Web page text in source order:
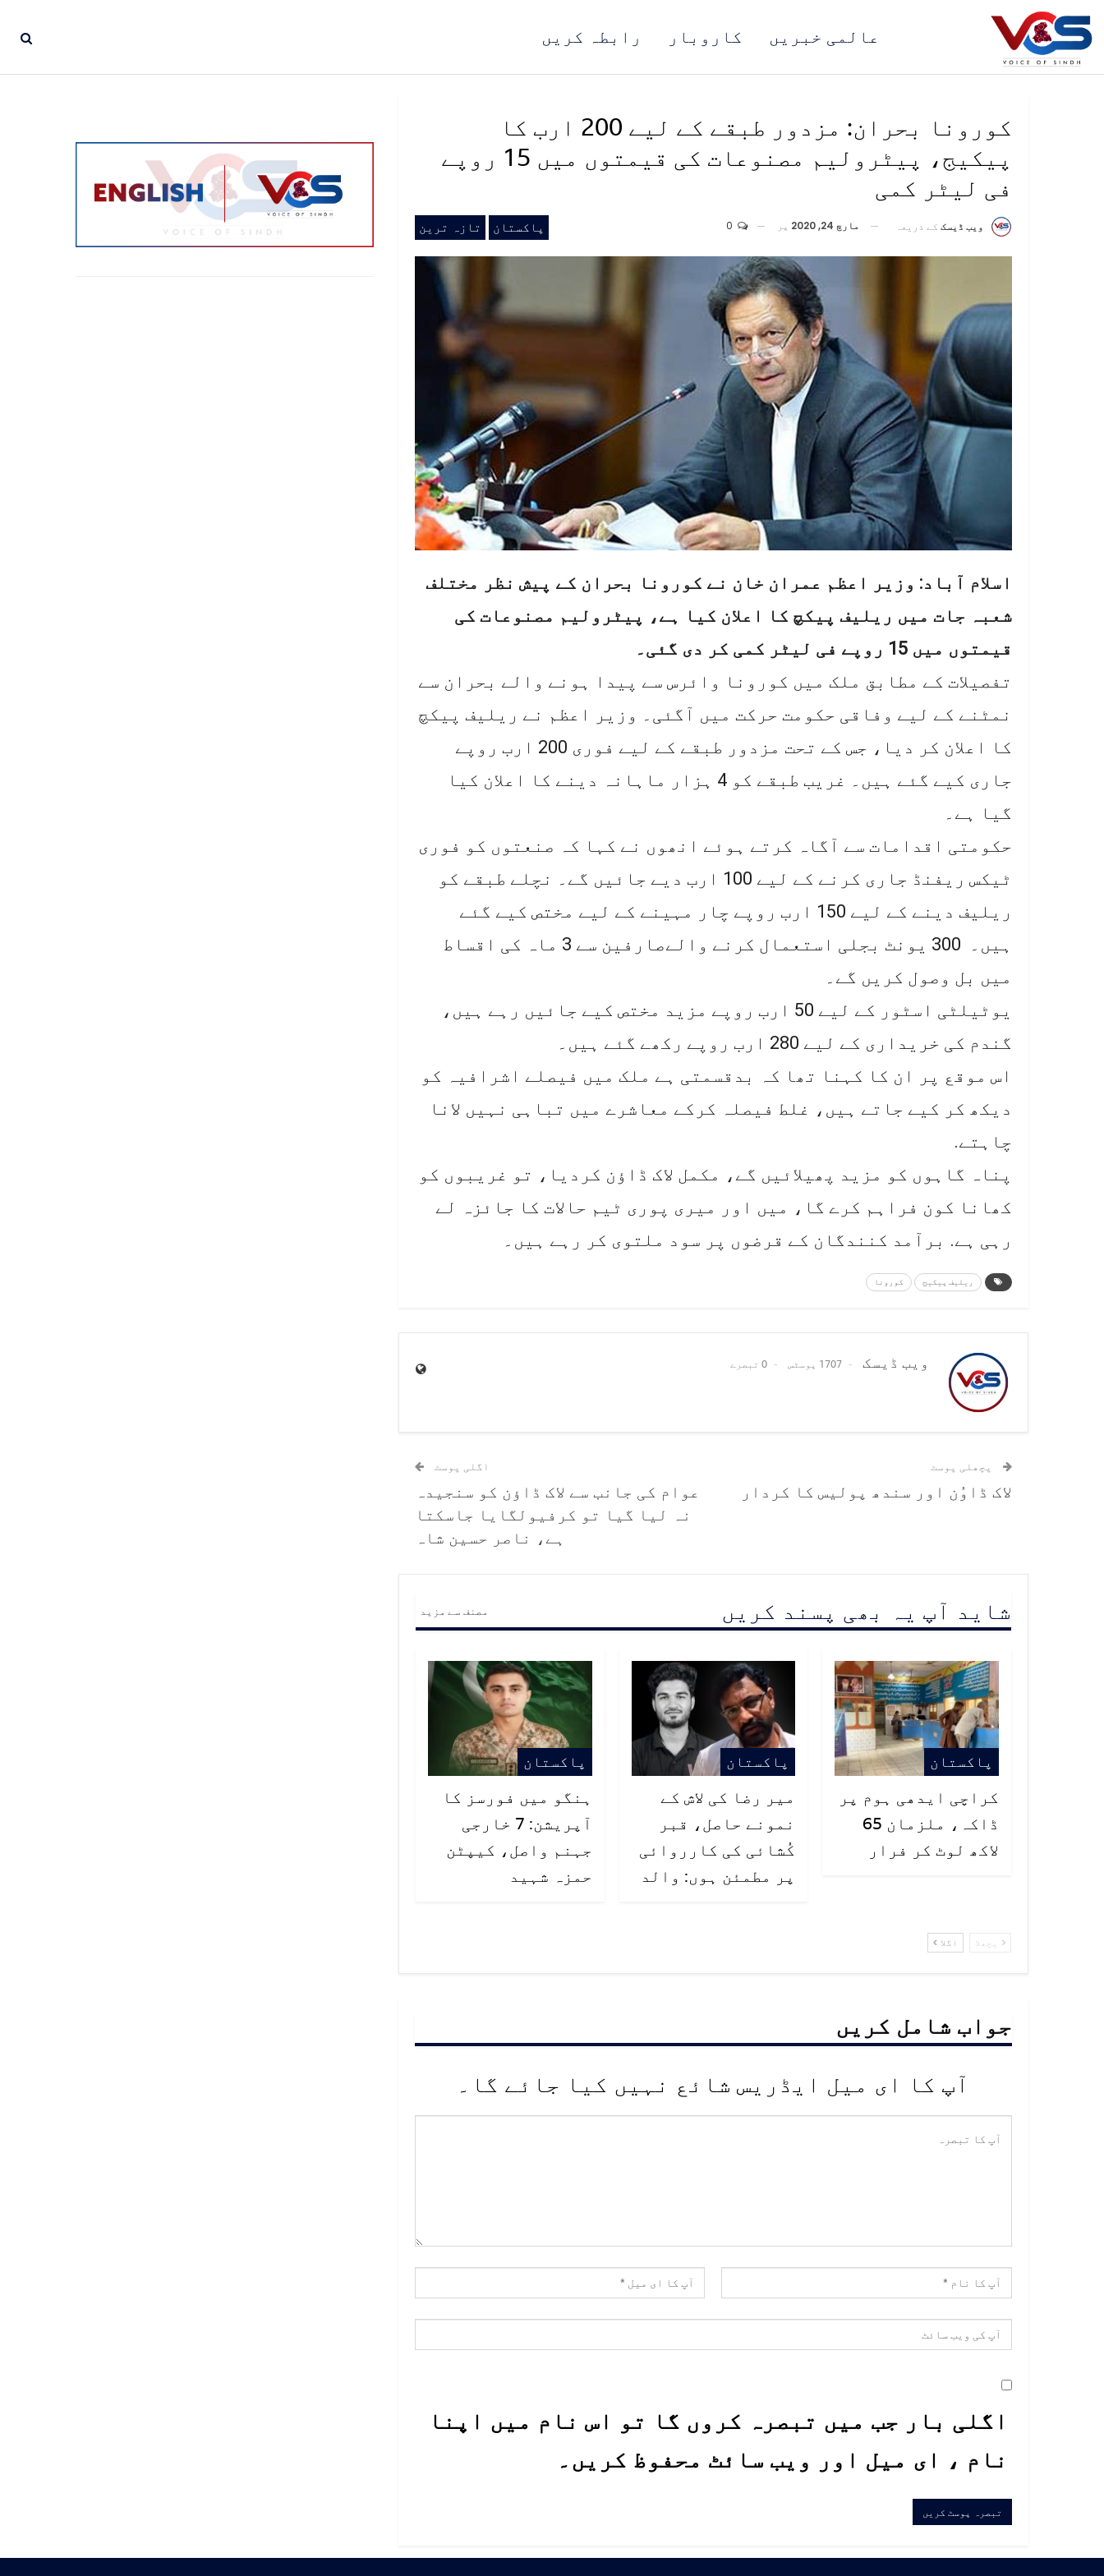
رابطہ کریں کاروبار عالمی خبریں
کورونا بحران: مزدور طبقے کے لیے 200 ارب کا
پیکیج، پیٹرولیم مصنوعات کی قیمتوں میں 15 روپے
فی لیٹر کمی
پاکستان تازہ ترین ویب ڈیسک کے ذریعہ مارچ 24, 2020 پر
اسلام آباد: وزیر اعظم عمران خان نے کورونا بحران کے پیش نظر مختلف
شعبہ جات میں ریلیف پیکچ کا اعلان کیا ہے، پیٹرولیم مصنوعات کی
قیمتوں میں 15 روپے فی لیٹر کمی کر دی گئی۔
تفصیلات کے مطابق ملک میں کورونا وائرس سے پیدا ہونے والے بحران سے
نمٹنے کے لیے وفاقی حکومت حرکت میں آگئی۔ وزیر اعظم نے ریلیف پیکچ
کا اعلان کر دیا، جس کے تحت مزدور طبقے کے لیے فوری 200 ارب روپے
جاری کیے گئے ہیں۔ غریب طبقے کو 4 ہزار ماہانہ دینے کا اعلان کیا
گیا ہے۔
حکومتی اقدامات سے آگاہ کرتے ہوئے انھوں نے کہا کہ صنعتوں کو فوری
ٹیکس ریفنڈ جاری کرنے کے لیے 100 ارب دیے جائیں گے۔ نچلے طبقے کو
ریلیف دینے کے لیے 150 ارب روپے چار مہینے کے لیے مختص کیے گئے
ہیں۔ 300 یونٹ بجلی استعمال کرنے والےصارفین سے 3 ماہ کی اقساط
میں بل وصول کریں گے۔
یوٹیلٹی اسٹور کے لیے 50 ارب روپے مزید مختص کیے جائیں رہے ہیں،
گندم کی خریداری کے لیے 280 ارب روپے رکھے گئے ہیں۔
اس موقع پر ان کا کہنا تھا کہ بدقسمتی ہے ملک میں فیصلے اشرافیہ کو
دیکھ کر کیے جاتے ہیں، غلط فیصلہ کرکے معاشرے میں تباہی نہیں لانا
چاہتے.
پناہ گاہوں کو مزید پھیلائیں گے، مکمل لاک ڈاﺅن کردیا، تو غریبوں کو
کھانا کون فراہم کرے گا، میں اور میری پوری ٹیم حالات کا جائزہ لے
رہی ہے. برآمد کنندگان کے قرضوں پر سود ملتوی کر رہے ہیں۔
ریلیف پیکیج کورونا
ویب ڈیسک 1707 پوسٹس 0 تبصرے
پچھلی پوسٹ
لاک ڈاوُن اور سندھ پولیس کا کردار
اگلی پوسٹ
عوام کی جانب سے لاک ڈاؤن کو سنجیدہ
نہ لیا گیا تو کرفیولگایا جاسکتا
ہے، ناصر حسین شاہ
شاید آپ یہ بھی پسند کریں مصنف سے مزید
پاکستان
کراچی ایدھی ہوم پر
ڈاکہ، ملزمان 65
لاکھ لوٹ کر فرار
پاکستان
میر رضا کی لاش کے
نمونے حاصل، قبر
کُشائی کی کارروائی
پر مطمئن ہوں: والد
پاکستان
ہنگو میں فورسز کا
آپریشن: 7 خارجی
جہنم واصل، کیپٹن
حمزہ شہید
پچھلا اگلا
جواب شامل کریں
آپ کا ای میل ایڈریس شائع نہیں کیا جائے گا۔
اگلی بار جب میں تبصرہ کروں گا تو اس نام میں اپنا
نام ، ای میل اور ویب سائٹ محفوظ کریں۔